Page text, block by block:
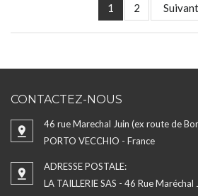
1 2
CONTACTEZ-NOUS
46 rue Marechal Juin (ex route de
PORTO VECCHIO - France
ADRESSE POSTALE:
LA TAILLERIE SAS - 46 Rue